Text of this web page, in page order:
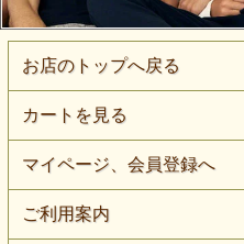
お店のトップへ戻る
カートを見る
マイページ、会員登録へ
ご利用案内